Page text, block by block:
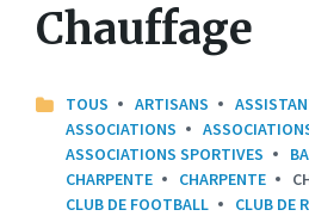
Chauffage
TOUS ARTISANS
ASSOCIATIONS
ASSOCIATIONS SPORTIVES
CHARPENTE
CHARPENTE
CLUB DE FOOTBALL
CLUB DE